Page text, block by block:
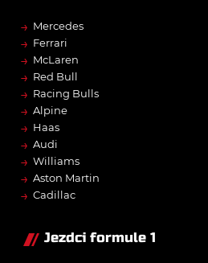
→ Mercedes
→ Ferrari
→ McLaren
→ Red Bull
→ Racing Bulls
→ Alpine
→ Haas
→ Audi
→ Williams
→ Aston Martin
→ Cadillac
Jezdci formule 1